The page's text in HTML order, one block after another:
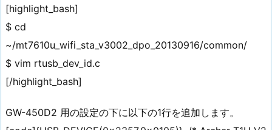
[highlight_bash]
$ cd
~/mt7610u_wifi_sta_v3002_dpo_20130916/common/
$ vim rtusb_dev_id.c
[/highlight_bash]
GW-450D2 用の設定の下に以下の1行を追加します。